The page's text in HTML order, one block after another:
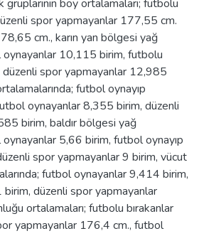
gruplarının boy ortalamaları; futbolu
spor yapmayanlar 177,55 cm.
cm., karın yan bölgesi yağ
oynayanlar 10,115 birim, futbolu
düzenli spor yapmayanlar 12,985
futbol oynayıp
oynayanlar 8,355 birim, düzenli
birim, baldır bölgesi yağ
5,66 birim, futbol oynayıp
spor yapmayanlar 9 birim, vücut
futbol oynayanlar 9,414 birim,
düzenli spor yapmayanlar
ortalamaları; futbolu bırakanlar
yapmayanlar 176,4 cm., futbol